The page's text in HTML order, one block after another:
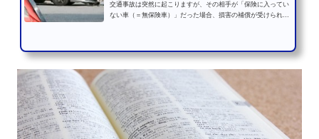
交通事故は突然に起こりますが、その相手が「保険に入ってい
ない車（＝無保険車）」だった場合、損害の補償が受けられな